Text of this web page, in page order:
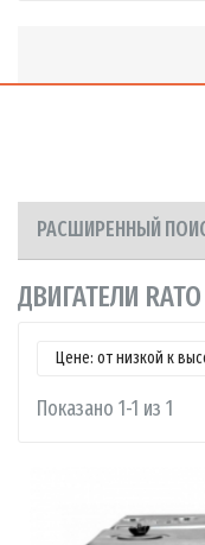
РАСШИРЕННЫЙ
ДВИГАТЕЛИ RATO
Цене: от низкой к
Показано 1-1 из 1